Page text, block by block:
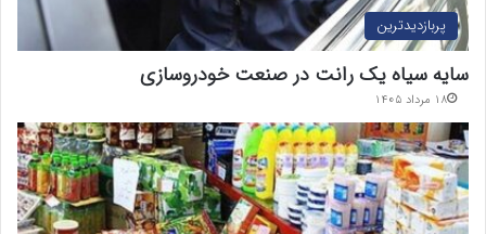
پربازدیدترین
سایه سیاه یک رانت در صنعت خودروسازی
۱۸ مرداد ۱۴۰۵